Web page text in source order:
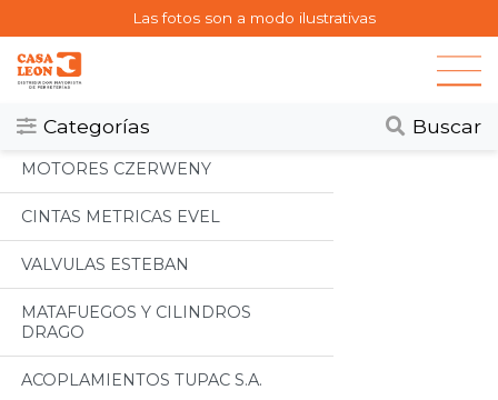
Las fotos son a modo ilustrativas
Categorías Buscar
Categorias
Todos
MOTORES CZERWENY
CINTAS METRICAS EVEL
VALVULAS ESTEBAN
MATAFUEGOS Y CILINDROS
DRAGO
ACOPLAMIENTOS TUPAC S.A.